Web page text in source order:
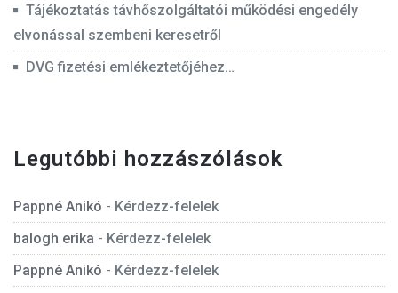
Tájékoztatás távhőszolgáltatói működési engedély
elvonással szembeni keresetről
DVG fizetési emlékeztetőjéhez…
Legutóbbi hozzászólások
Pappné Anikó - Kérdezz-felelek
balogh erika - Kérdezz-felelek
Pappné Anikó - Kérdezz-felelek